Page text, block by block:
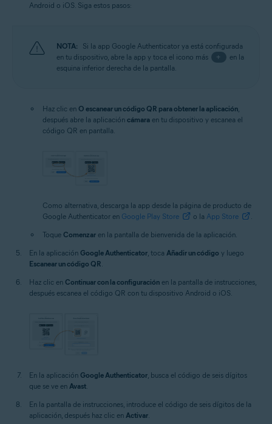
Android o iOS. Siga estos pasos:
NOTA:
Si la app Google Authenticator ya está configurada
en tu dispositivo, abre la app y toca el icono más
+
en la
esquina inferior derecha de la pantalla.
Haz clic en O escanear un código QR para obtener la aplicación,
después abre la aplicación cámara en tu dispositivo y escanea el
código QR en pantalla.
Como alternativa, descarga la app desde la página de producto de
Google Authenticator en Google Play Store o la App Store
Toque Comenzar en la pantalla de bienvenida de la aplicación.
En la aplicación Google Authenticator , toca Añadir un código y luego
Escanear un código QR
Haz clic en Continuar con la configuración en la pantalla de instrucciones,
después escanea el código QR con tu dispositivo Android o iOS.
En la aplicación Google Authenticator, busca el código de seis dígitos
que se ve en Avast.
En la pantalla de instrucciones, introduce el código de seis dígitos de la
aplicación, después haz clic en Activar.